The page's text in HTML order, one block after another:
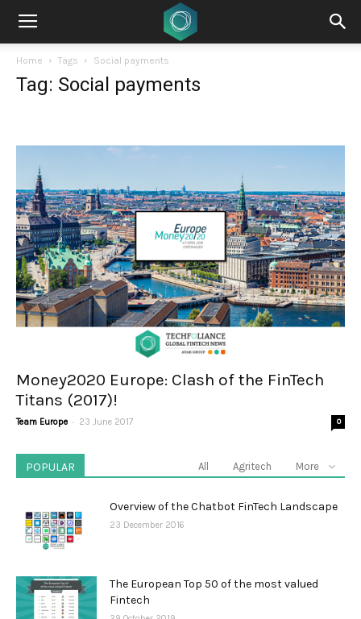
Home Tags Social payments
Tag: Social payments
Money2020 Europe: Clash of the FinTech
Titans (2017)!
Team Europe - 23 June 2017 0
POPULAR All Agritech More
Overview of the Chatbot FinTech Landscape
23 December 2016
The European Top 50 of the most valued
Fintech